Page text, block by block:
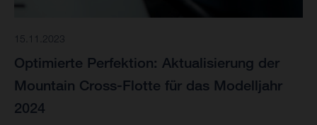
15.11.2023
Optimierte Perfektion: Aktualisierung der
Mountain Cross-Flotte für das Modelljahr
2024